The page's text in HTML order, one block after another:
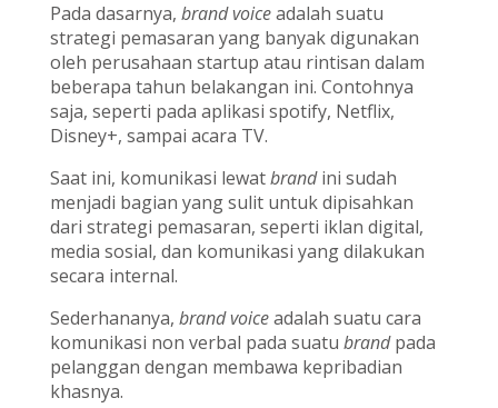
Pada dasarnya, brand voiceadalah suatu
strategi pemasaran yang banyak digunakan
oleh perusahaan startup atau rintisan dalam
beberapa tahun belakangan ini. Contohnya
saja, seperti pada aplikasi spotify, Netflix,
Disney+, sampai acara TV.
Saat ini, komunikasi lewatbrandini sudah
menjadi bagian yang sulit untuk dipisahkan
dari strategi pemasaran, seperti iklan digital,
media sosial, dan komunikasi yang dilakukan
secara internal.
Sederhananya, brand voiceadalah suatu cara
komunikasi non verbal pada suatu brandpada
pelanggan dengan membawa kepribadian
khasnya.